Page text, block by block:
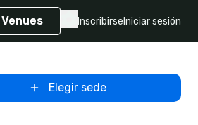
Venues Inscribirse Iniciar sesión
Elegir sede